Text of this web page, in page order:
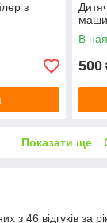
з
В
500
Показати ще
з 46 відгуків за